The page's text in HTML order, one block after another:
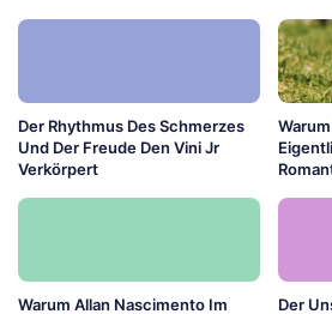
Der Rhythmus Des Schmerzes
Und Der Freude Den Vini Jr
Verkörpert
Warum Allan Nascimento Im Der